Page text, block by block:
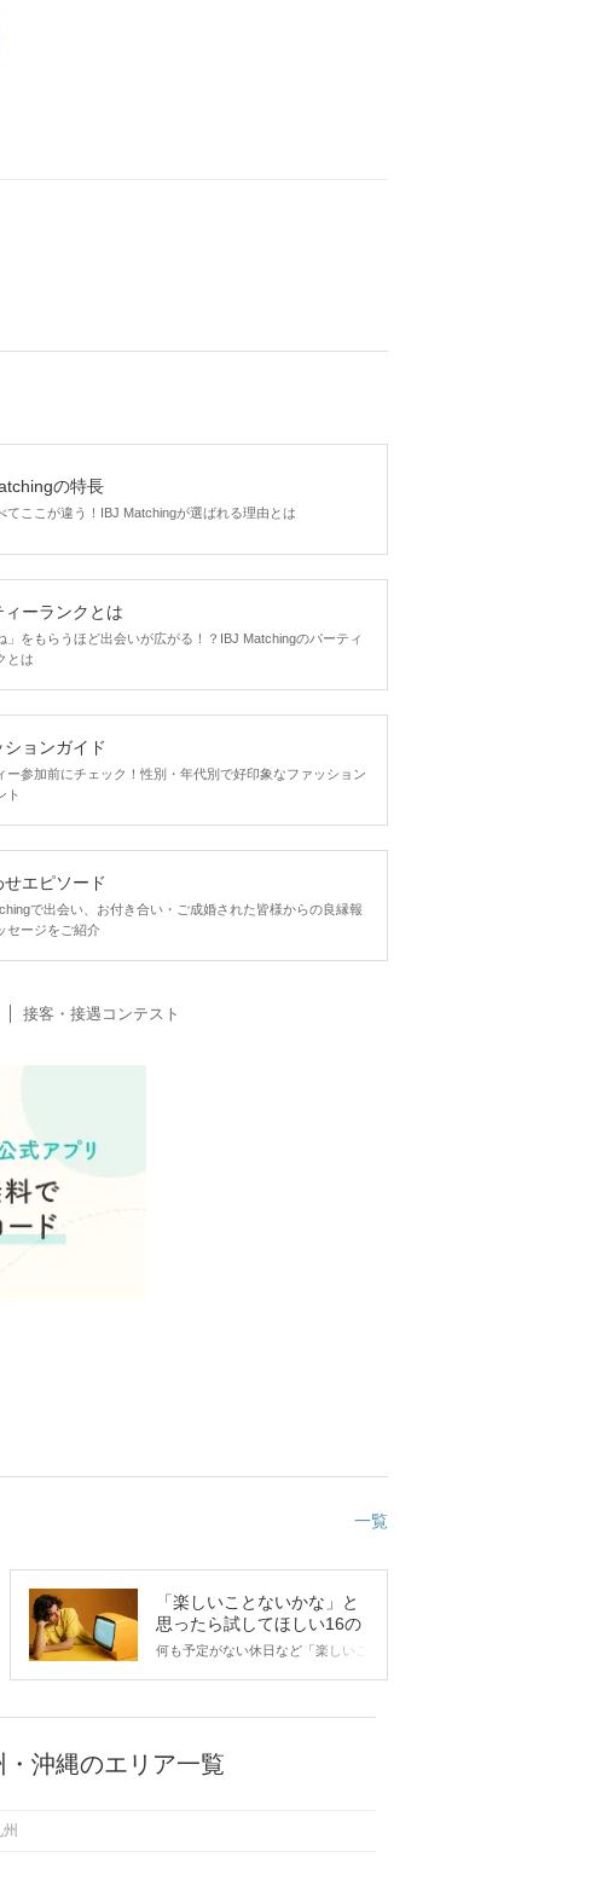
の特長
てここが違う！IBJ Matchingが選ばれる理由とは
ィーランクとは
」をもらうほど出会いが広がる！？IBJ Matchingのパーティ
とは
ションガイド
ー参加前にチェック！性別・年代別で好印象なファッション
ト
せエピソード
で出会い、お付き合い・ご成婚された皆様からの良縁報
セージをご紹介
接客・接遇コンテスト
一覧
「楽しいことないかな」と
思ったら試してほしい16の
こと
何も予定がない休日など「楽しいこ
になれる対処法から、恋愛・自分磨
き・趣味などジャンル別の楽しいこ
・沖縄のエリア一覧